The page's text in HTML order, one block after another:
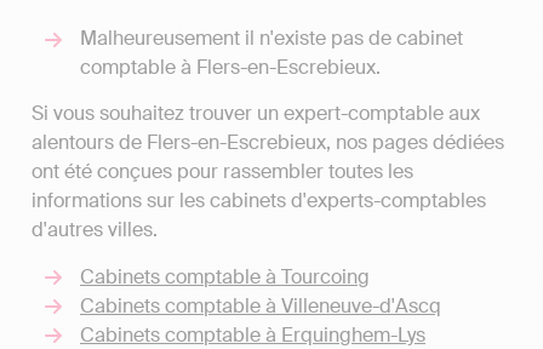
Malheureusement il n'existe pas de cabinet
comptable à Flers-en-Escrebieux.
Si vous souhaitez trouver un expert-comptable aux
alentours de Flers-en-Escrebieux, nos pages dédiées
ont été conçues pour rassembler toutes les
informations sur les cabinets d'experts-comptables
d'autres villes.
Cabinets comptable à Tourcoing
Cabinets comptable à Villeneuve-d'Ascq
Cabinets comptable à Erquinghem-Lys